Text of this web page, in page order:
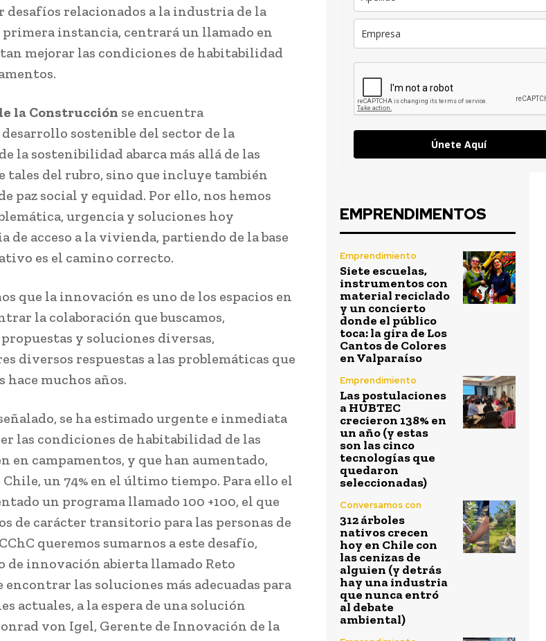
desafíos relacionados a la industria de la
instancia, centrará un llamado en
mejorar las condiciones de habitabilidad
la Construcción se encuentra
sostenible del sector de la
la sostenibilidad abarca más allá de las
tales del rubro, sino que incluye también
paz social y equidad. Por ello, nos hemos
urgencia y soluciones hoy
de acceso a la vivienda, partiendo de la base
es el camino correcto.
que la innovación es uno de los espacios en
la colaboración que buscamos,
y soluciones diversas,
diversos respuestas a las problemáticas que
hace muchos años.
se ha estimado urgente e inmediata
las condiciones de habitabilidad de las
en campamentos, y que han aumentado,
un 74% en el último tiempo. Para ello el
un programa llamado 100 +100, el que
de carácter transitorio para las personas de
queremos sumarnos a este desafío,
de innovación abierta llamado Reto
encontrar las soluciones más adecuadas para
actuales, a la espera de una solución
von Igel, Gerente de Innovación de la
Únete Aquí
EMPRENDIMENTOS
Emprendimiento
Siete escuelas,
instrumentos con
material reciclado
y un concierto
donde el público
toca: la gira de Los
Cantos de Colores
en Valparaíso
Emprendimiento
Las postulaciones
a HUBTEC
crecieron 138% en
un año (y estas
son las cinco
tecnologías que
quedaron
seleccionadas)
Conversamos con
312 árboles
nativos crecen
hoy en Chile con
las cenizas de
alguien (y detrás
hay una industria
que nunca entró
al debate
ambiental)